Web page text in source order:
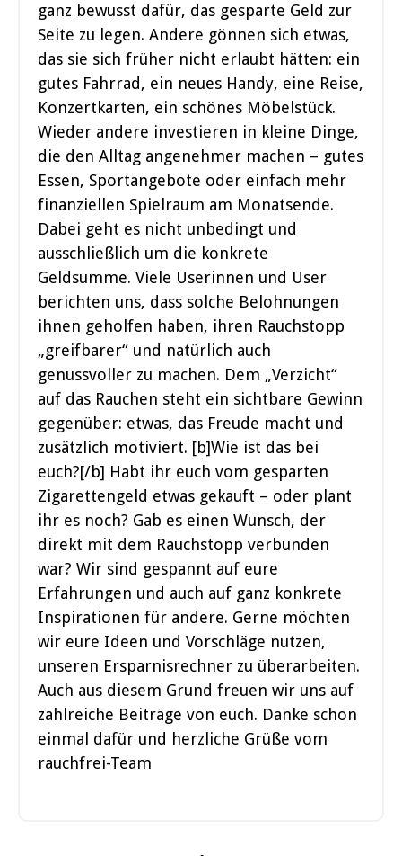
ganz bewusst dafür, das gesparte Geld zur
Seite zu legen. Andere gönnen sich etwas,
das sie sich früher nicht erlaubt hätten: ein
gutes Fahrrad, ein neues Handy, eine Reise,
Konzertkarten, ein schönes Möbelstück.
Wieder andere investieren in kleine Dinge,
die den Alltag angenehmer machen – gutes
Essen, Sportangebote oder einfach mehr
finanziellen Spielraum am Monatsende.
Dabei geht es nicht unbedingt und
ausschließlich um die konkrete
Geldsumme. Viele Userinnen und User
berichten uns, dass solche Belohnungen
ihnen geholfen haben, ihren Rauchstopp
„greifbarer“ und natürlich auch
genussvoller zu machen. Dem „Verzicht“
auf das Rauchen steht ein sichtbare Gewinn
gegenüber: etwas, das Freude macht und
zusätzlich motiviert. [b]Wie ist das bei
euch?[/b] Habt ihr euch vom gesparten
Zigarettengeld etwas gekauft – oder plant
ihr es noch? Gab es einen Wunsch, der
direkt mit dem Rauchstopp verbunden
war? Wir sind gespannt auf eure
Erfahrungen und auch auf ganz konkrete
Inspirationen für andere. Gerne möchten
wir eure Ideen und Vorschläge nutzen,
unseren Ersparnisrechner zu überarbeiten.
Auch aus diesem Grund freuen wir uns auf
zahlreiche Beiträge von euch. Danke schon
einmal dafür und herzliche Grüße vom
rauchfrei-Team